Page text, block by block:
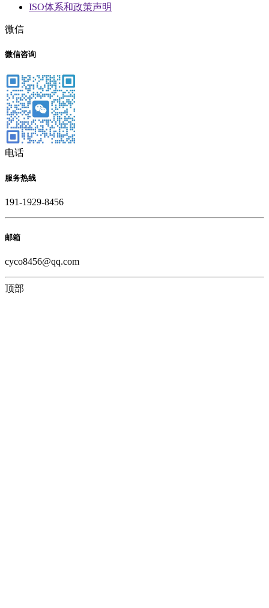
ISO体系和政策声明
微信
微信咨询
电话
服务热线
191-1929-8456
邮箱
cyco8456@qq.com
顶部